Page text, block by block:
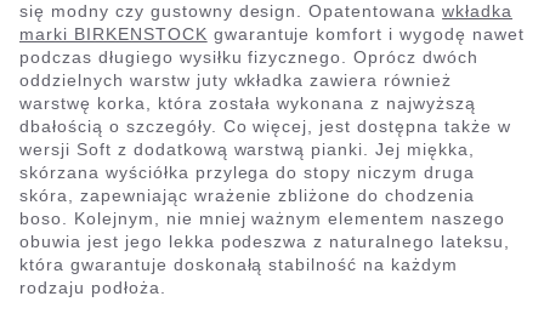
się modny czy gustowny design. Opatentowanawkładka
marki BIRKENSTOCK gwarantuje komfort i wygodę nawet
podczas długiego wysiłku fizycznego. Oprócz dwóch
oddzielnych warstw juty wkładka zawiera również
warstwę korka, która została wykonana z najwyższą
dbałością o szczegóły. Co więcej, jest dostępna także w
wersji Soft z dodatkową warstwą pianki. Jej miękka,
skórzana wyściółka przylega do stopy niczym druga
skóra, zapewniając wrażenie zbliżone do chodzenia
boso. Kolejnym, nie mniej ważnym elementem naszego
obuwia jest jego lekka podeszwa z naturalnego lateksu,
która gwarantuje doskonałą stabilność na każdym
rodzaju podłoża.